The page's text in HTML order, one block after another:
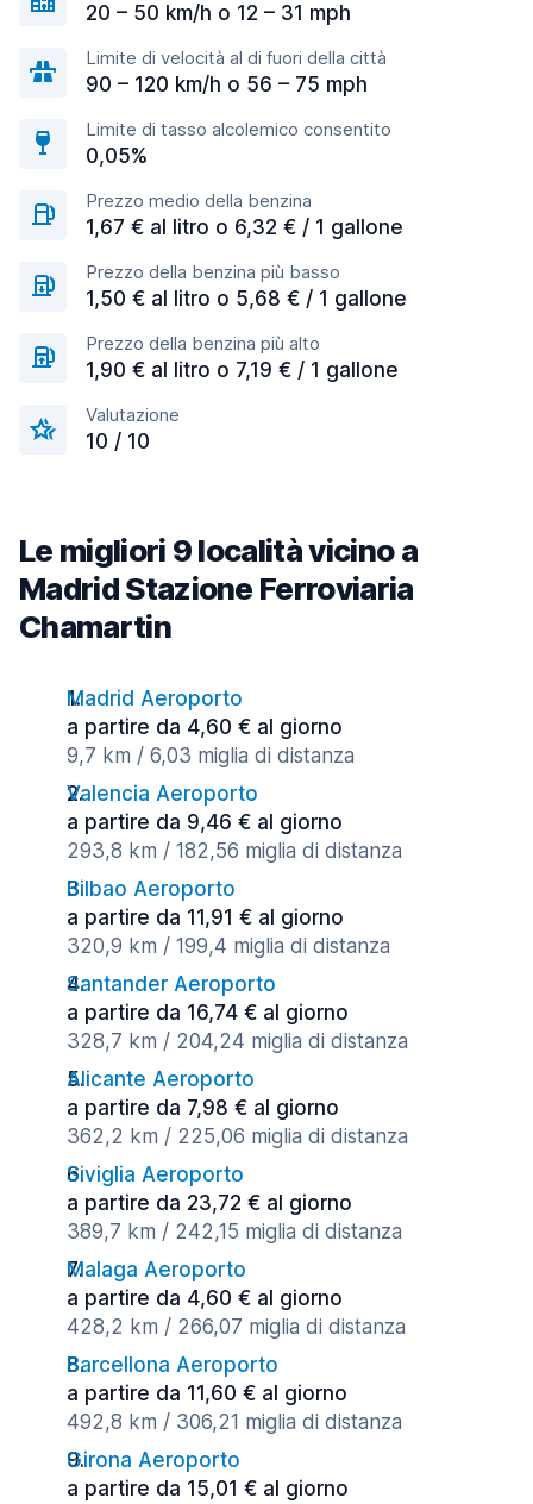
20 – 50 km/h o 12 – 31 mph
Limite di velocità al di fuori della città
90 – 120 km/h o 56 – 75 mph
Limite di tasso alcolemico consentito
0,05%
Prezzo medio della benzina
1,67 € al litro o 6,32 € / 1 gallone
Prezzo della benzina più basso
1,50 € al litro o 5,68 € / 1 gallone
Prezzo della benzina più alto
1,90 € al litro o 7,19 € / 1 gallone
Valutazione
10 / 10
Le migliori 9 località vicino a
Madrid Stazione Ferroviaria
Chamartin
Madrid Aeroporto
a partire da 4,60 € al giorno
9,7 km / 6,03 miglia di distanza
Valencia Aeroporto
a partire da 9,46 € al giorno
293,8 km / 182,56 miglia di distanza
Bilbao Aeroporto
a partire da 11,91 € al giorno
320,9 km / 199,4 miglia di distanza
Santander Aeroporto
a partire da 16,74 € al giorno
328,7 km / 204,24 miglia di distanza
Alicante Aeroporto
a partire da 7,98 € al giorno
362,2 km / 225,06 miglia di distanza
Siviglia Aeroporto
a partire da 23,72 € al giorno
389,7 km / 242,15 miglia di distanza
Malaga Aeroporto
a partire da 4,60 € al giorno
428,2 km / 266,07 miglia di distanza
Barcellona Aeroporto
a partire da 11,60 € al giorno
492,8 km / 306,21 miglia di distanza
Girona Aeroporto
a partire da 15,01 € al giorno